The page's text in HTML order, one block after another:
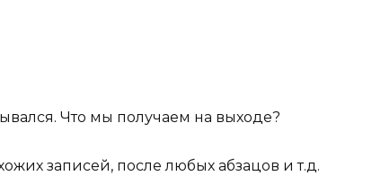
Что мы получаем на выходе?
записей, после любых абзацов и т.д.